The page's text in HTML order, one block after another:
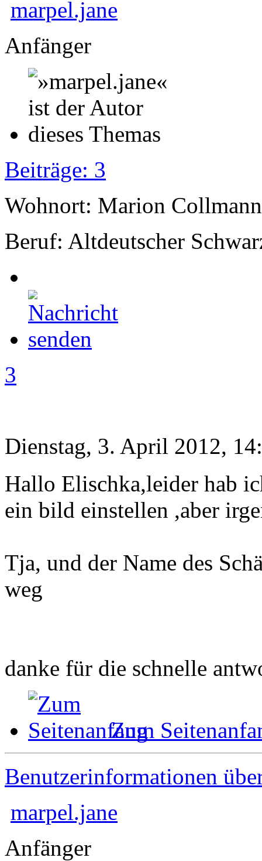
marpel.jane
Anfänger
Beiträge: 3
Wohnort: Marion Collmann
Beruf: Altdeutscher
3
Dienstag, 3. April 2012,
Hallo Elischka,leider hab
ein bild einstellen ,aber
Tja, und der Name des
weg
danke für die schnelle
Zum
Benutzerinformationen
marpel.jane
Anfänger